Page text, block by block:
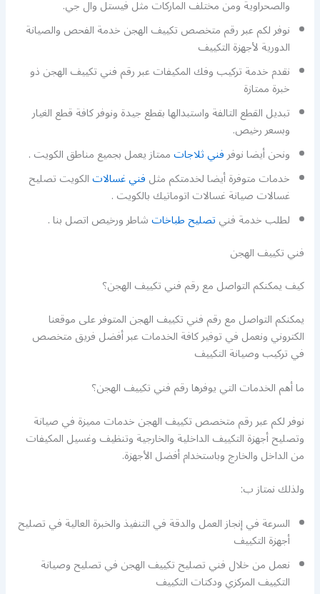
والصحراوية ومن مختلف الماركات مثل فيستل وال جي.
نوفر لكم عبر رقم متخصص تكييف الهجن خدمة الفحص والصيانة
الدورية لأجهزة التكييف
نقدم خدمة تركيب وفك المكيفات عبر رقم فني تكييف الهجن ذو
خبرة ممتازة
تبديل القطع التالفة واستبدالها بقطع جيدة ونوفر كافة قطع الغيار
وبسعر رخيص.
ونحن أيضا نوفرفني ثلاجاتممتاز يعمل بجميع مناطق الكويت .
خدمات متوفرة أيضا لخدمتكم مثلفني غسالاتالكويت تصليح
غسالات صيانة غسالات اتوماتيك بالكويت .
لطلب خدمة فنيتصليح طباخاتشاطر ورخيص اتصل بنا .
فني تكييف الهجن
كيف يمكنكم التواصل مع رقم فني تكييف الهجن؟
يمكنكم التواصل مع رقم فني تكييف الهجن المتوفر على موقعنا
الكتروني ونعمل في توفير كافة الخدمات عبر أفضل فريق متخصص
في تركيب وصيانة التكييف
ما أهم الخدمات التي يوفرها رقم فني تكييف الهجن؟
نوفر لكم عبر رقم متخصص تكييف الهجن خدمات مميزة في صيانة
وتصليح أجهزة التكييف الداخلية والخارجية وتنظيف وغسيل المكيفات
من الداخل والخارج وباستخدام أفضل الأجهزة.
ولذلك نمتاز ب:
السرعة في إنجاز العمل والدقة في التنفيذ والخبرة العالية في تصليح
أجهزة التكييف
نعمل من خلال فني تصليح تكييف الهجن في تصليح وصيانة
التكييف المركزي ودكتات التكييف